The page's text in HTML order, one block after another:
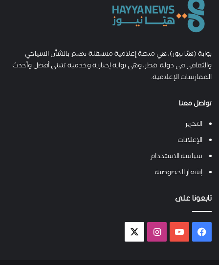
بوابة (هيّا نيوز)، هي منصة إعلامية مستقلة تهتم بالشأن السياحي
والثقافي في دولة قطر، وهي بوابة إخبارية وخدمية تتبنى أفضل وأحدث
الممارسات الإعلامية.
تواصل معنا
التحرير
الإعلانات
سياسة الاستخدام
إشعار الخصوصية
تابعونا على
فيسبوك يوتيوب انستقرام